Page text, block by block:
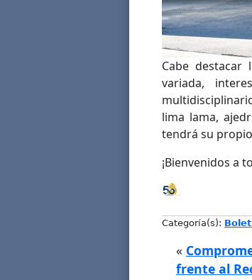
Cabe
variada,
lima lama,
tendrá su
¡Bienvenidos a
Categoría(s):
«
frente al